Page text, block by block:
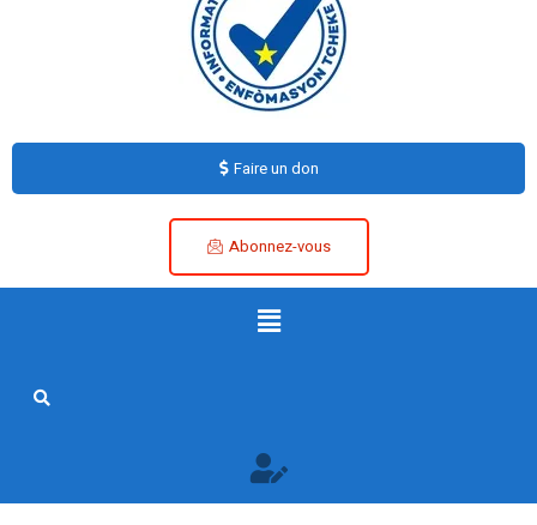
Faire un don
Abonnez-vous